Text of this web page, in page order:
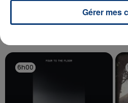
La famille a porté plainte
reconnu sa responsabilité
excuses.
6h00
6h00
Gérer mes